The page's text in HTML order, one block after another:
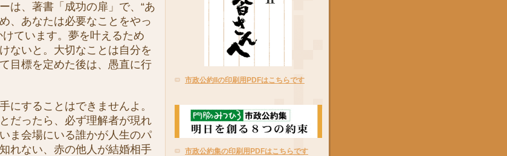
は、著書「成功の扉」で、“あ
、あなたは必要なことをやっ
ています。夢を叶えるため
ないと。大切なことは自分を
目標を定めた後は、愚直に行
にすることはできませんよ。
だったら、必ず理解者が現れ
ま会場にいる誰かが人生のパ
れない、赤の他人が結婚相手
市政公約IIの印刷用PDFはこちらです
市政公約集の印刷用PDFはこちらです